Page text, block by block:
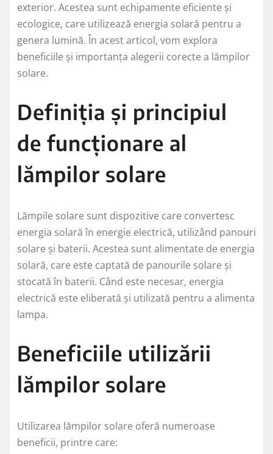
exterior. Acestea sunt echipamente eficiente și
ecologice, care utilizează energia solară pentru a
genera lumină. În acest articol, vom explora
beneficiile și importanța alegerii corecte a lămpilor
solare.
Definiția și principiul
de funcționare al
lămpilor solare
Lămpile solare sunt dispozitive care convertesc
energia solară în energie electrică, utilizând panouri
solare și baterii. Acestea sunt alimentate de energia
solară, care este captată de panourile solare și
stocată în baterii. Când este necesar, energia
electrică este eliberată și utilizată pentru a alimenta
lampa.
Beneficiile utilizării
lămpilor solare
Utilizarea lămpilor solare oferă numeroase
beneficii, printre care: